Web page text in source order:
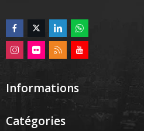
Informations
Catégories